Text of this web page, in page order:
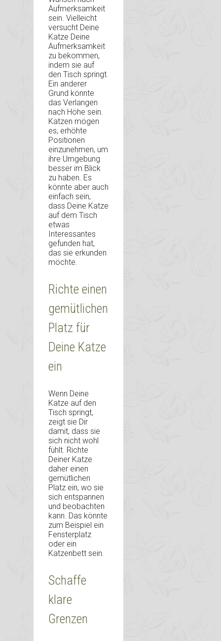
Aufmerksamkeit
sein. Vielleicht
versucht Deine
Katze Deine
Aufmerksamkeit
zu bekommen,
indem sie auf
den Tisch springt.
Ein anderer
Grund könnte
das Verlangen
nach Höhe sein.
Katzen mögen
es, erhöhte
Positionen
einzunehmen, um
ihre Umgebung
besser im Blick
zu haben. Es
könnte aber auch
einfach sein,
dass Deine Katze
auf dem Tisch
etwas
Interessantes
gefunden hat,
das sie erkunden
möchte.
Richte einen
gemütlichen
Platz für
Deine Katze
ein
Wenn Deine
Katze auf den
Tisch springt,
zeigt sie Dir
damit, dass sie
sich nicht wohl
fühlt. Richte
Deiner Katze
daher einen
gemütlichen
Platz ein, wo sie
sich entspannen
und beobachten
kann. Das könnte
zum Beispiel ein
Fensterplatz
oder ein
Katzenbett sein.
Schaffe
klare
Grenzen